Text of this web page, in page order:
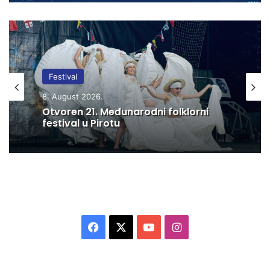
Festival
8. August 2026.
Otvoren 21. Međunarodni folklorni
festival u Pirotu
I